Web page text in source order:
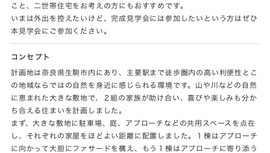
こと、二世帯住宅をお考えの方にもおすすめです。
いまは外出を控えたいけど、完成見学会には参加したいという方はぜひ
本見学会にご参加ください。
コンセプト
計画地は奈良県生駒市内にあり、主要駅まで徒歩圏内の高い利便性とこ
の地域ならではの自然を身近に感じられる環境です。山や川などの自然
に恵まれた大きな敷地で、２組の家族が助け合い、喜びや楽しみも分か
ち合える住まいを計画しました。
まず、大きな敷地に駐車場、庭、アプローチなどの共用スペースを点在
し、それぞれの家屋をほどよい距離に配置しました。１棟はアプローチ
に向かって大胆にファサードを構え、もう１棟はアプローチに寄り添う